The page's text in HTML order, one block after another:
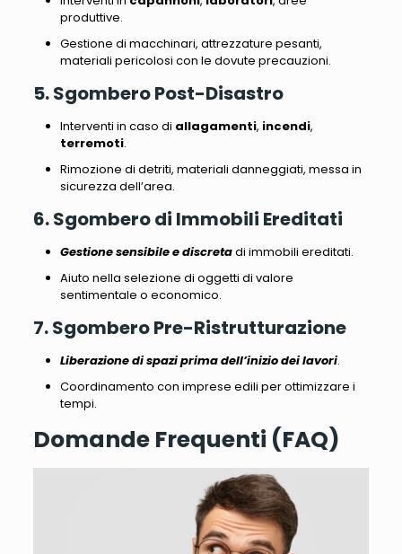
produttive.
Gestione di macchinari, attrezzature pesanti,
materiali pericolosi con le dovute precauzioni.
5. Sgombero Post-Disastro
Interventi in caso di allagamenti, incendi,
terremoti.
Rimozione di detriti, materiali danneggiati, messa in
sicurezza dell’area.
6. Sgombero di Immobili Ereditati
Gestione sensibile e discretadi immobili ereditati.
Aiuto nella selezione di oggetti di valore
sentimentale o economico.
7. Sgombero Pre-Ristrutturazione
Liberazione di spazi prima dell’inizio dei lavori.
Coordinamento con imprese edili per ottimizzare i
tempi.
Domande Frequenti (FAQ)